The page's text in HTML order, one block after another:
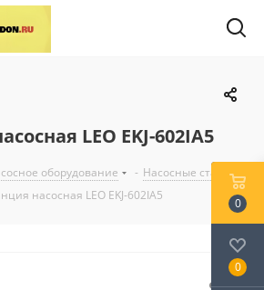
LEO EKJ-602IA5
оборудование - Насосные станции
насосная LEO EKJ-602IA5
0
0